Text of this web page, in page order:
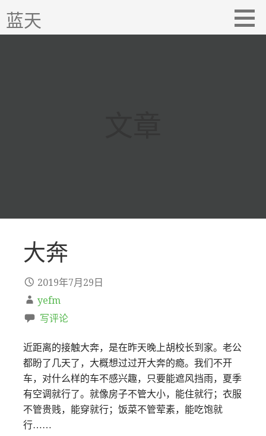
至
内
蓝天
大奔
2019年7月29日
yefm
写评论
近距离的接触大奔，是在昨天晚上胡校长到家。老公
都盼了几天了，大概想过过开大奔的瘾。我们不开
车，对什么样的车不感兴趣，只要能遮风挡雨，夏季
有空调就行了。就像房子不管大小，能住就行；衣服
不管贵贱，能穿就行；饭菜不管荤素，能吃饱就
行……